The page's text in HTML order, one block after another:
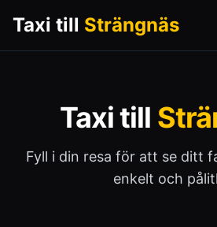
Taxi till Strängnäs
Taxi till
Fyll i din resa för att se ditt
enkelt och